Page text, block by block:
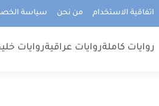
اتفاقية الاستخدام من نحن سياسة
روايات كاملةروايات عراقيةروايات